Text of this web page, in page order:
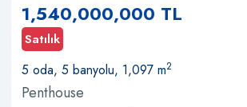
1,540,000,000 TL
Satılık
5 oda, 5 banyolu, 1,097 m2
Penthouse